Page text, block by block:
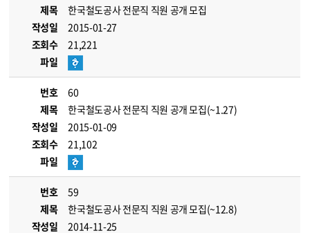
제목
한국철도공사 전문직 직원 공개 모집
작성일
2015-01-27
조회수
21,221
파일
번호
60
제목
한국철도공사 전문직 직원 공개 모집(~1.27)
작성일
2015-01-09
조회수
21,102
파일
번호
59
제목
한국철도공사 전문직 직원 공개 모집(~12.8)
작성일
2014-11-25